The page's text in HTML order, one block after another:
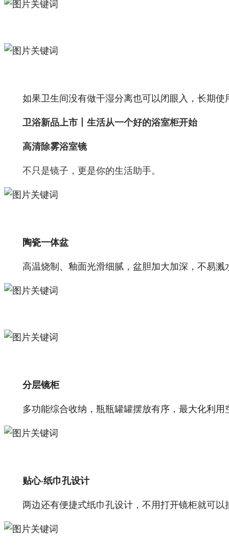
如果卫生间没有做干湿分离也可以闭眼入，长期
卫浴新品上市丨生活从一个好的浴室柜开始
高清除雾浴室镜
不只是镜子，更是你的生活助手。
陶瓷一体盆
高温烧制、釉面光滑细腻，盆胆加大加深，不易溅
分层镜柜
多功能综合收纳，瓶瓶罐罐摆放有序，最大化利用
贴心·纸巾孔设计
两边还有便捷式纸巾孔设计，不用打开镜柜就可以